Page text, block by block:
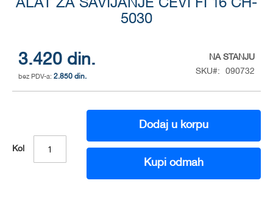
ALAT ZA SAVIJANJE CEVI FI 16 CH-
5030
3.420 din.
2.850 din.
NA STANJU
SKU
090732
Kol
Dodaj u korpu
Kupi odmah
images
gallery